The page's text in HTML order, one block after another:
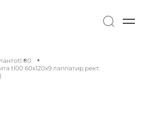
tl 00
tl00 60x120x9 лаппатир.рект.